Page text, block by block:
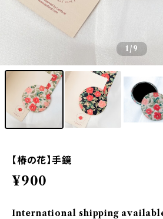
1/9
【椿の花】手鏡
¥900
International shipping